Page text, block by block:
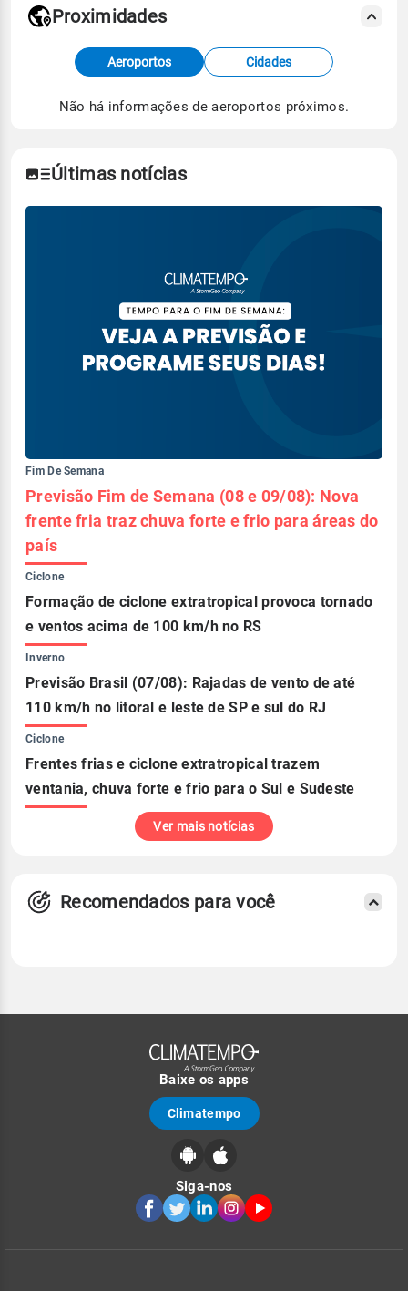
Fonte: dados combinados de estações
meteorológicas e satélite do Centro de Previsão
de Tempo e Estudos Climáticos (CPTEC).
Proximidades
Aeroportos Cidades
Não há informações de aeroportos próximos.
Últimas notícias
Fim De Semana
Previsão Fim de Semana (08 e 09/08): Nova
frente fria traz chuva forte e frio para áreas do
país
Ciclone
Formação de ciclone extratropical provoca tornado
e ventos acima de 100 km/h no RS
Inverno
Previsão Brasil (07/08): Rajadas de vento de até
110 km/h no litoral e leste de SP e sul do RJ
Ciclone
Frentes frias e ciclone extratropical trazem
ventania, chuva forte e frio para o Sul e Sudeste
Ver mais notícias
Recomendados para você
Baixe os apps
Climatempo
Siga-nos